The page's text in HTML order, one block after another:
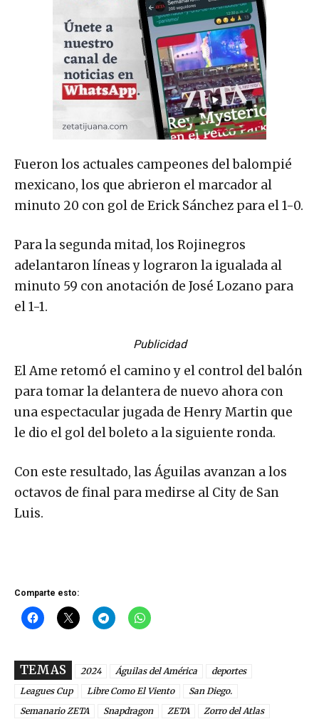
Fueron los actuales campeones del balompié
mexicano, los que abrieron el marcador al
minuto 20 con gol de Erick Sánchez para el 1-0.
Para la segunda mitad, los Rojinegros
adelantaron líneas y lograron la igualada al
minuto 59 con anotación de José Lozano para
el 1-1.
Publicidad
El Ame retomó el camino y el control del balón
para tomar la delantera de nuevo ahora con
una espectacular jugada de Henry Martin que
le dio el gol del boleto a la siguiente ronda.
Con este resultado, las Águilas avanzan a los
octavos de final para medirse al City de San
Luis.
Comparte esto:
TEMAS 2024 Águilas del América
deportes
Leagues Cup
Libre Como El Viento
San Diego.
Semanario ZETA
Snapdragon ZETA Zorro del Atlas